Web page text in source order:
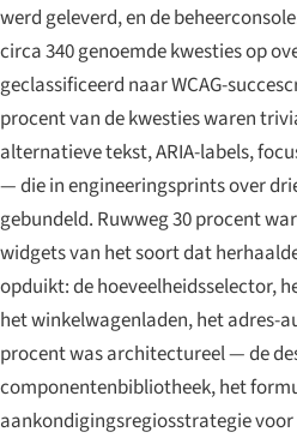
werd geleverd, en de
circa 340 genoemde kwesties op
geclassificeerd naar WCAG-
procent van de kwesties waren
alternatieve tekst, ARIA-labels,
— die in engineeringsprints over
gebundeld. Ruwweg 30 procent
widgets van het soort dat
opduikt: de hoeveelheidsselector,
het winkelwagenladen, het adres-
procent was architectureel — de
componentenbibliotheek, het
aankondigingsregiosstrategie